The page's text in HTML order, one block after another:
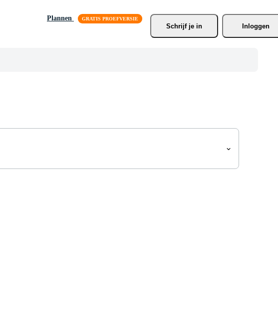
Plannen
Schrijf je in Inloggen